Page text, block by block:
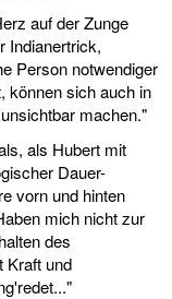
auf der Zunge
Indianertrick,
Person notwendiger
können sich auch in
machen."
als Hubert mit
Dauer-
vorn und hinten
mich nicht zur
des
Kraft und